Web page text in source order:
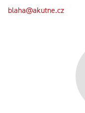
blaha@akutne.cz